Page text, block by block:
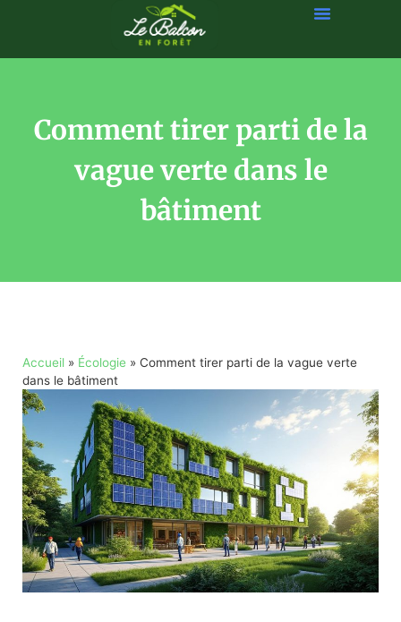
Comment tirer parti de la
vague verte dans le
bâtiment
Accueil » Écologie » Comment tirer parti de la vague verte
dans le bâtiment